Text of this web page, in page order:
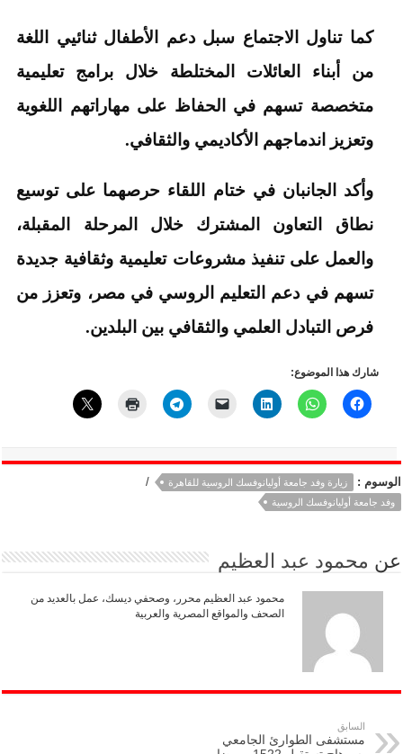
كما تناول الاجتماع سبل دعم الأطفال ثنائيي اللغة
من أبناء العائلات المختلطة خلال برامج تعليمية
متخصصة تسهم في الحفاظ على مهاراتهم اللغوية
وتعزيز اندماجهم الأكاديمي والثقافي.
وأكد الجانبان في ختام اللقاء حرصهما على توسيع
نطاق التعاون المشترك خلال المرحلة المقبلة،
والعمل على تنفيذ مشروعات تعليمية وثقافية جديدة
تسهم في دعم التعليم الروسي في مصر، وتعزز من
فرص التبادل العلمي والثقافي بين البلدين.
شارك هذا الموضوع:
الوسوم : زيارة وفد جامعة أوليانوفسك الروسية للقاهرة /
وفد جامعة أوليانوفسك الروسية
عن محمود عبد العظيم
محمود عبد العظيم محرر، وصحفي ديسك، عمل بالعديد من
الصحف والمواقع المصرية والعربية
السابق
مستشفى الطوارئ الجامعي